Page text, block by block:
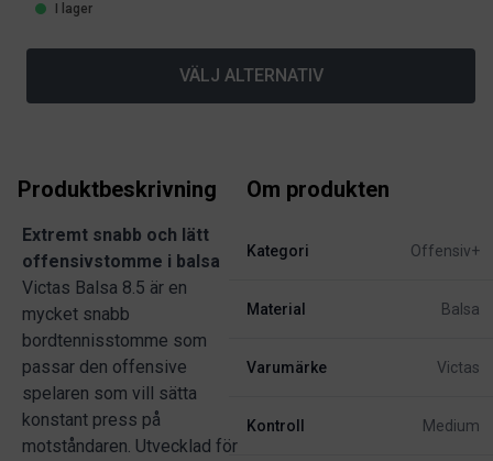
I lager
VÄLJ ALTERNATIV
Produktbeskrivning
Extremt snabb och lätt
offensivstomme i balsa
Victas Balsa 8.5 är en
mycket snabb
bordtennisstomme som
passar den offensive
spelaren som vill sätta
konstant press på
motståndaren. Utvecklad för
Om produkten
Kategori Offensiv+
Material Balsa
Varumärke Victas
Kontroll Medium